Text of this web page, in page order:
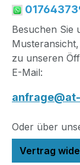
Besuchen Sie
zu unseren
E-Mail:
Oder über
Vertrag